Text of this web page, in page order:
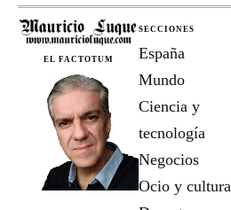
EL FACTOTUM
SECCIONES
España
Mundo
Ciencia y
tecnología
Negocios
Ocio y cultura